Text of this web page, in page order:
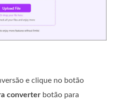
e clique no botão
converter botão para